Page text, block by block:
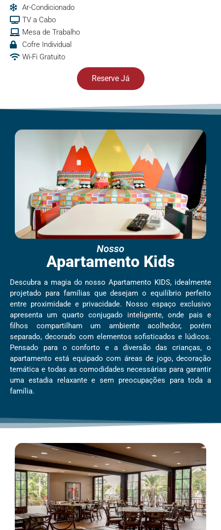
Ar-Condicionado
TV a Cabo
Mesa de Trabalho
Cofre Individual
Wi-Fi Gratuito
Reserve Já
Nosso
Apartamento Kids
Descubra a magia do nosso Apartamento KIDS, idealmente
projetado para famílias que desejam o equilíbrio perfeito
entre proximidade e privacidade. Nosso espaço exclusivo
apresenta um quarto conjugado inteligente, onde pais e
filhos compartilham um ambiente acolhedor, porém
separado, decorado com elementos sofisticados e lúdicos.
Pensado para o conforto e a diversão das crianças, o
apartamento está equipado com áreas de jogo, decoração
temática e todas as comodidades necessárias para garantir
uma estadia relaxante e sem preocupações para toda a
família.